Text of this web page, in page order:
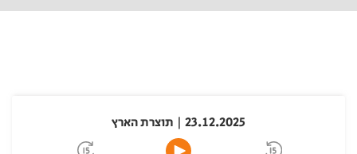
23.12.2025 | תוצרת הארץ